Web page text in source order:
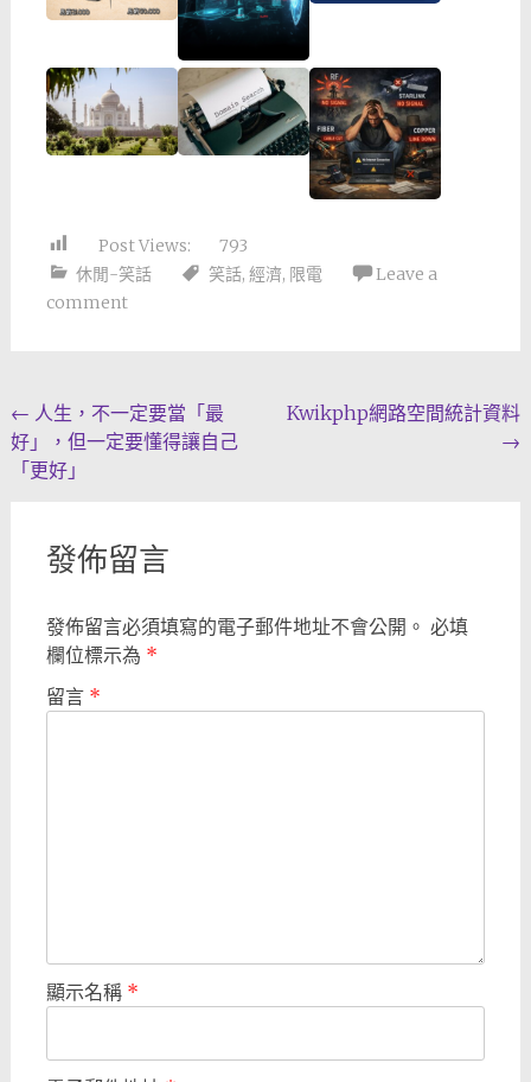
Post Views:
793
休閒-笑話
笑話, 經濟, 限電
Leave a
comment
Post
navigation
← 人生，不一定要當「最
好」，但一定要懂得讓自己
「更好」
Kwikphp網路空間統計資料
→
發佈留言
發佈留言必須填寫的電子郵件地址不會公開。 必填
欄位標示為 *
留言 *
顯示名稱 *